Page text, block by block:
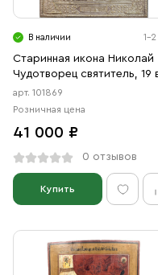
В наличии 1-2
Старинная икона Николай
Чудотворец святитель, 19
арт. 101869
Розничная цена
41 000 ₽
0 отзывов
Купить